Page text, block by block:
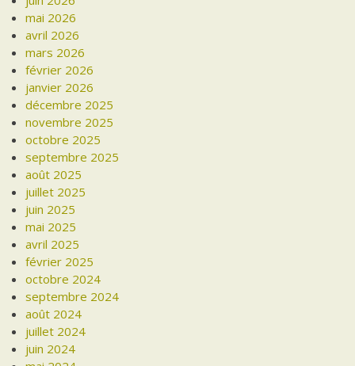
mai 2026
avril 2026
mars 2026
février 2026
janvier 2026
décembre 2025
novembre 2025
octobre 2025
septembre 2025
août 2025
juillet 2025
juin 2025
mai 2025
avril 2025
février 2025
octobre 2024
septembre 2024
août 2024
juillet 2024
juin 2024